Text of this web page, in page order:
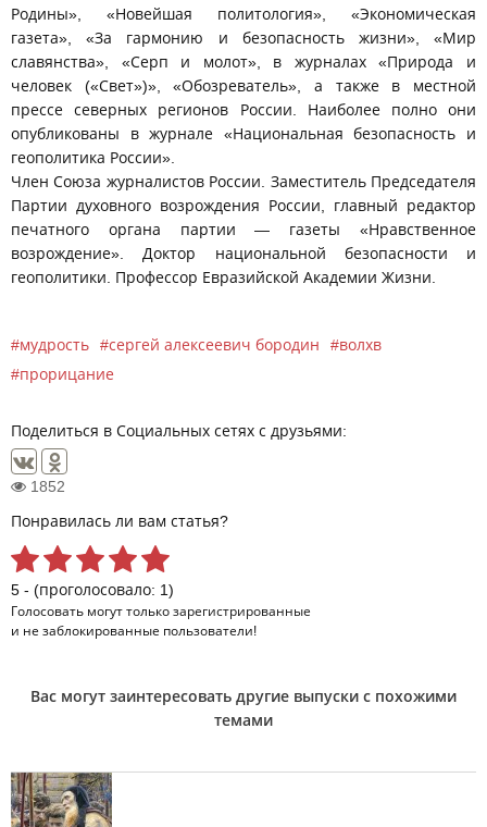
Родины», «Новейшая политология», «Экономическая
газета», «За гармонию и безопасность жизни», «Мир
славянства», «Серп и молот», в журналах «Природа и
человек («Свет»)», «Обозреватель», а также в местной
прессе северных регионов России. Наиболее полно они
опубликованы в журнале «Национальная безопасность и
геополитика России».
Член Союза журналистов России. Заместитель Председателя
Партии духовного возрождения России, главный редактор
печатного органа партии — газеты «Нравственное
возрождение». Доктор национальной безопасности и
геополитики. Профессор Евразийской Академии Жизни.
мудрость сергей алексеевич бородин
волхв
прорицание
Поделиться в Социальных сетях с друзьями:
1852
Понравилась ли вам статья?
5 - (проголосовало: 1)
Голосовать могут только зарегистрированные
и не заблокированные пользователи!
Вас могут заинтересовать другие выпуски с похожими
темами